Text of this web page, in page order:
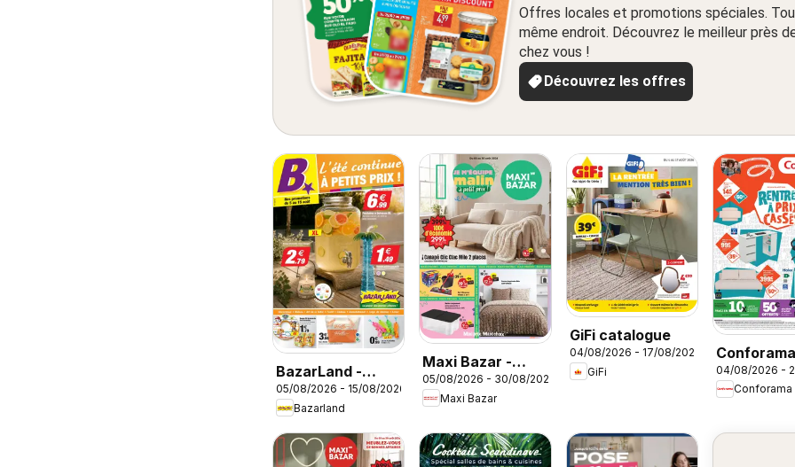
Offres locales et promotions spéciales.
même endroit. Découvrez le meilleur près
chez vous !
Découvrez les offres
BazarLand -
L'été continue à
petits prix
05/08/2026 - 15/08/2026
Bazarland
Maxi Bazar -
Brochure
05/08/2026 - 30/08/2026
Maxi Bazar
GiFi catalogue
04/08/2026 - 17/08/2026
GiFi
Conforama
Rentrée à
cassés
04/08/2026 -
Conforama